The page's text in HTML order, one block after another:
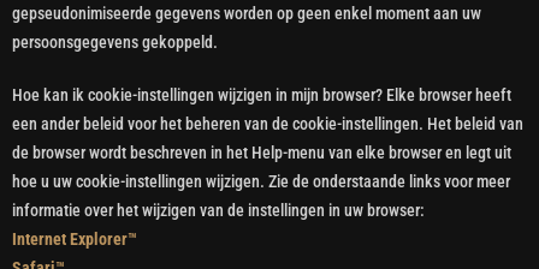
gepseudonimiseerde gegevens worden op geen enkel moment aan uw
persoonsgegevens gekoppeld.
Hoe kan ik cookie-instellingen wijzigen in mijn browser? Elke browser heeft
een ander beleid voor het beheren van de cookie-instellingen. Het beleid van
de browser wordt beschreven in het Help-menu van elke browser en legt uit
hoe u uw cookie-instellingen wijzigen. Zie de onderstaande links voor meer
informatie over het wijzigen van de instellingen in uw browser:
Internet Explorer™